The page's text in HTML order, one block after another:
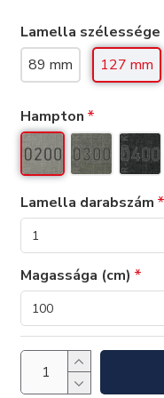
Lamella szélessége
89 mm
127 mm
Hampton
Lamella darabszám
Magassága (cm)